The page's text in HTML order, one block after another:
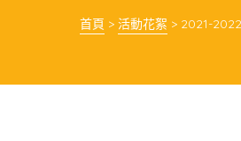
首頁 > 活動花絮 > 2021-